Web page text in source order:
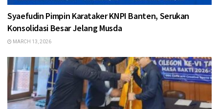
Syaefudin Pimpin Karataker KNPI Banten, Serukan
Konsolidasi Besar Jelang Musda
MARCH 13, 2026